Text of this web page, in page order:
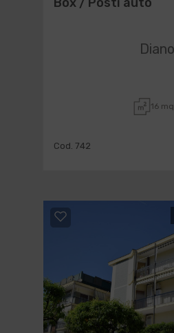
16 mq
Cod. 742